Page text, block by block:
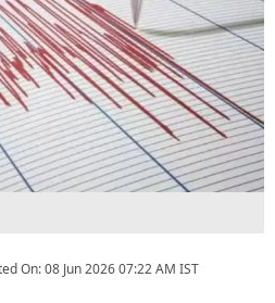
On:08 Jun 2026 07:22 AM IST